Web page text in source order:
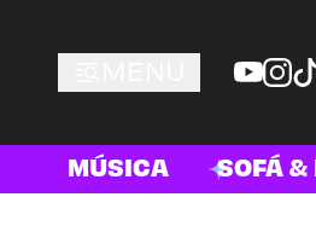
MÚSICA SOFÁ &